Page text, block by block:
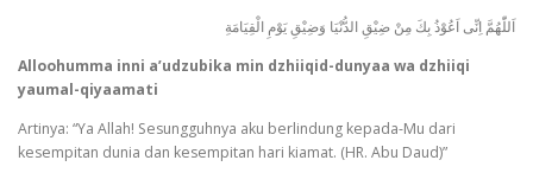
اَللّٰهُمَّ اِنِّى اَعُوْذُ بِكَ مِنْ ضِيْقِ الدُّنْيَا وَضِيْقِ يَوْمِ الْقِيَامَةِ
Alloohumma inni a’udzubika min dzhiiqid-dunyaa wa dzhiiqi
yaumal-qiyaamati
Artinya: “Ya Allah! Sesungguhnya aku berlindung kepada-Mu dari
kesempitan dunia dan kesempitan hari kiamat. (HR. Abu Daud)”